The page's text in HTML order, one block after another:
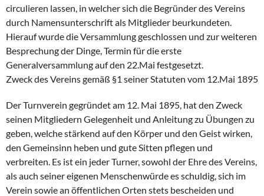
circulieren lassen, in welcher sich die Begründer des Vereins
durch Namensunterschrift als Mitglieder beurkundeten.
Hierauf wurde die Versammlung geschlossen und zur weiteren
Besprechung der Dinge, Termin für die erste
Generalversammlung auf den 22.Mai festgesetzt.
Zweck des Vereins gemäß §1 seiner Statuten vom 12.Mai 1895
Der Turnverein gegründet am 12. Mai 1895, hat den Zweck
seinen Mitgliedern Gelegenheit und Anleitung zu Übungen zu
geben, welche stärkend auf den Körper und den Geist wirken,
den Gemeinsinn heben und gute Sitten pflegen und
verbreiten. Es ist ein jeder Turner, sowohl der Ehre des Vereins,
als auch seiner eigenen Menschenwürde es schuldig, sich im
Verein sowie an öffentlichen Orten stets bescheiden und